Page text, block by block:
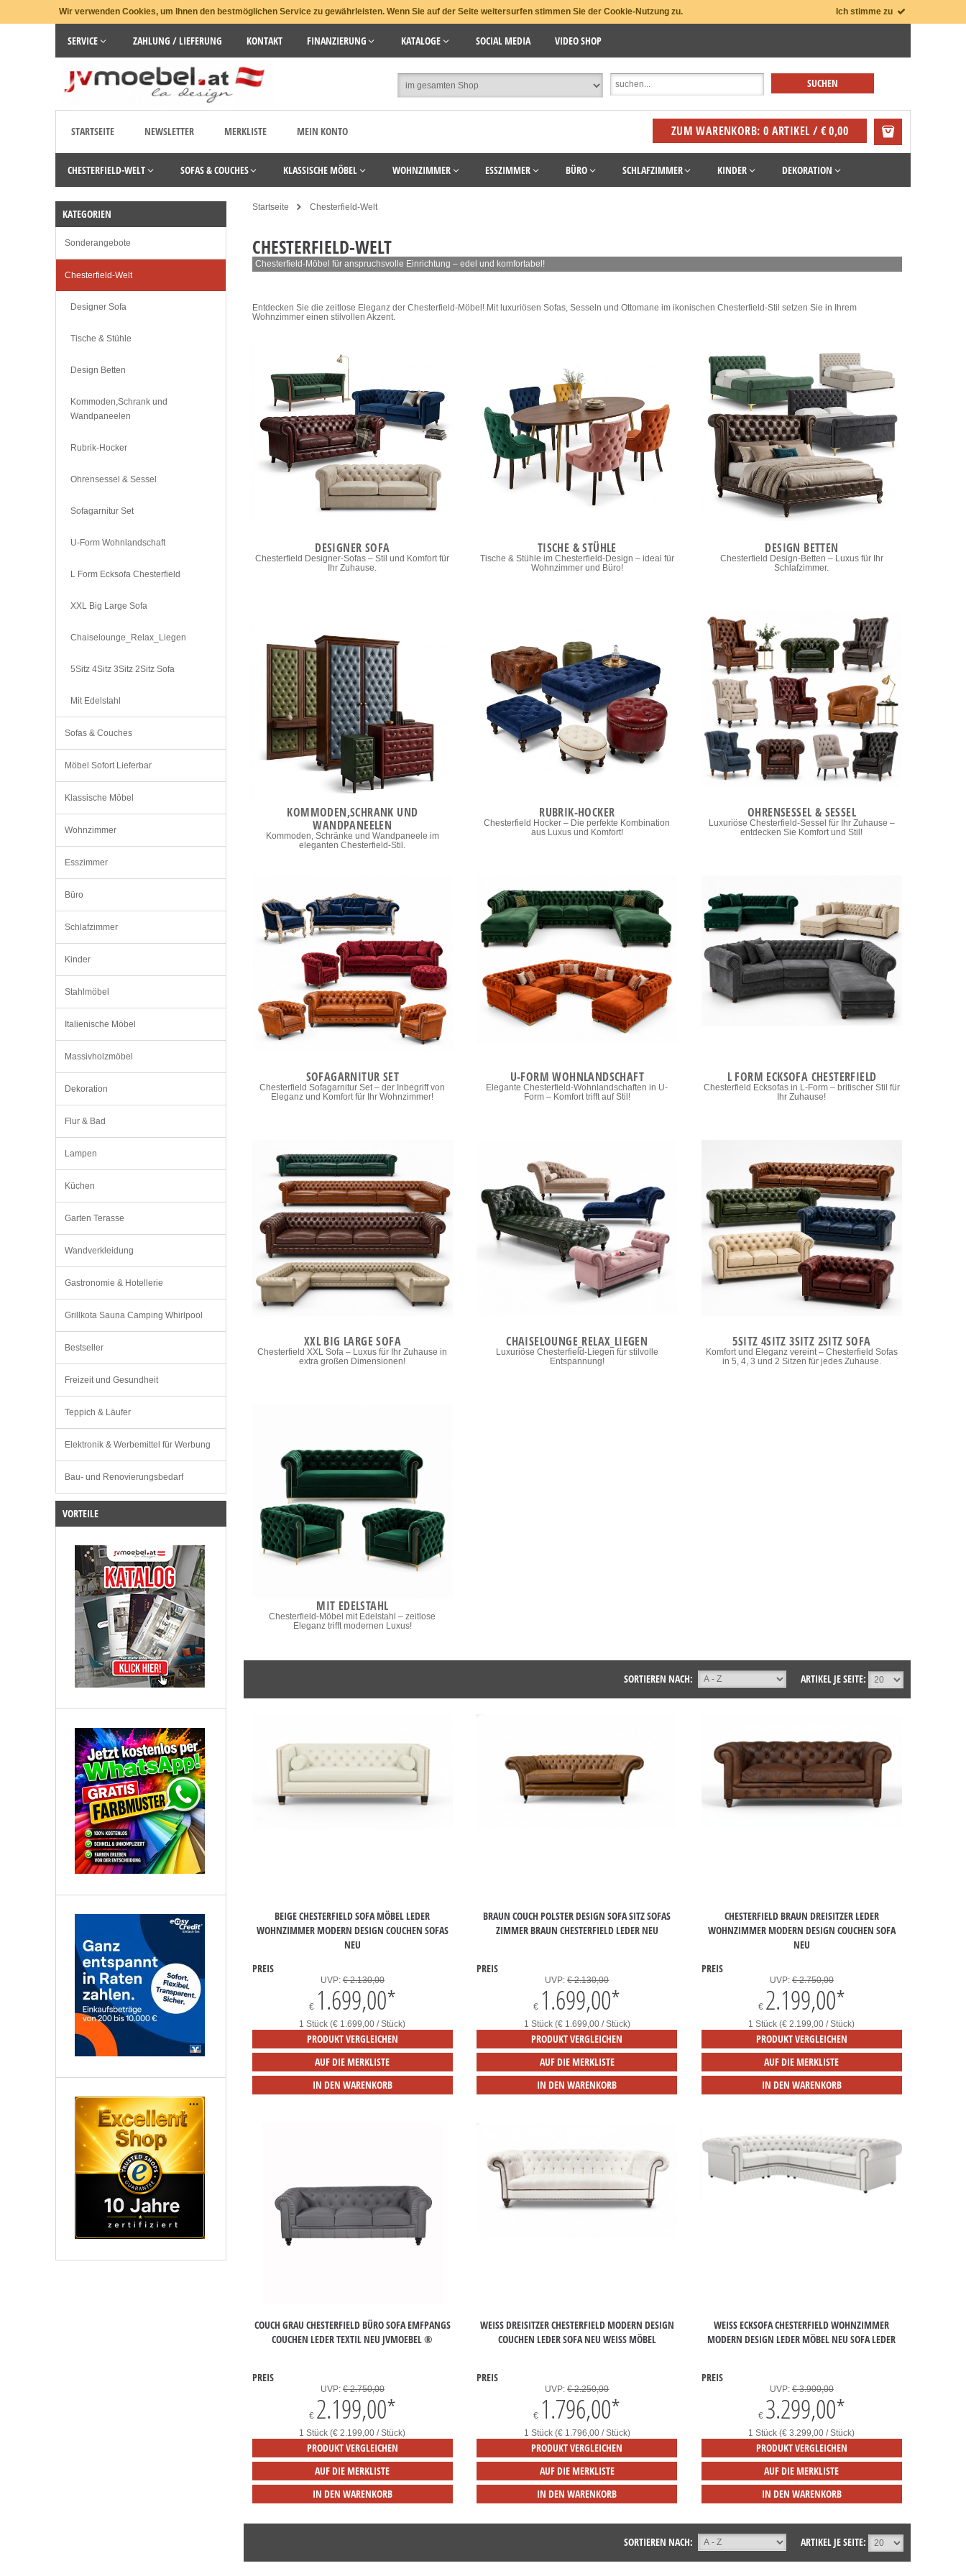
Wir verwenden Cookies, um Ihnen den bestmöglichen Service zu gewährleisten. Wenn Sie auf der Seite weitersurfen stimmen Sie der Cookie-Nutzung zu. Ich stimme zu
SERVICE ZAHLUNG / LIEFERUNG KONTAKT FINANZIERUNG KATALOGE SOCIAL MEDIA VIDEO SHOP
STARTSEITE NEWSLETTER MERKLISTE MEIN KONTO ZUM WARENKORB: 0 ARTIKEL / € 0,00
CHESTERFIELD-WELT SOFAS & COUCHES KLASSISCHE MÖBEL WOHNZIMMER ESSZIMMER BÜRO SCHLAFZIMMER KINDER DEKORATION
Startseite Chesterfield-Welt
CHESTERFIELD-WELT
Chesterfield-Möbel für anspruchsvolle Einrichtung – edel und komfortabel!
Entdecken Sie die zeitlose Eleganz der Chesterfield-Möbel! Mit luxuriösen Sofas, Sesseln und Ottomane im ikonischen Chesterfield-Stil setzen Sie in Ihrem
Wohnzimmer einen stilvollen Akzent.
DESIGNER SOFA
Chesterfield Designer-Sofas – Stil und Komfort für
Ihr Zuhause.
TISCHE & STÜHLE
Tische & Stühle im Chesterfield-Design – ideal für
Wohnzimmer und Büro!
DESIGN BETTEN
Chesterfield Design-Betten – Luxus für Ihr
Schlafzimmer.
KOMMODEN,SCHRANK UND
WANDPANEELEN
Kommoden, Schränke und Wandpaneele im
eleganten Chesterfield-Stil.
RUBRIK-HOCKER
Chesterfield Hocker – Die perfekte Kombination
aus Luxus und Komfort!
OHRENSESSEL & SESSEL
Luxuriöse Chesterfield-Sessel für Ihr Zuhause –
entdecken Sie Komfort und Stil!
SOFAGARNITUR SET
Chesterfield Sofagarnitur Set – der Inbegriff von
Eleganz und Komfort für Ihr Wohnzimmer!
U-FORM WOHNLANDSCHAFT
Elegante Chesterfield-Wohnlandschaften in U-
Form – Komfort trifft auf Stil!
L FORM ECKSOFA CHESTERFIELD
Chesterfield Ecksofas in L-Form – britischer Stil für
Ihr Zuhause!
XXL BIG LARGE SOFA
Chesterfield XXL Sofa – Luxus für Ihr Zuhause in
extra großen Dimensionen!
CHAISELOUNGE_RELAX_LIEGEN
Luxuriöse Chesterfield-Liegen für stilvolle
Entspannung!
5SITZ 4SITZ 3SITZ 2SITZ SOFA
Komfort und Eleganz vereint – Chesterfield Sofas
in 5, 4, 3 und 2 Sitzen für jedes Zuhause.
MIT EDELSTAHL
Chesterfield-Möbel mit Edelstahl – zeitlose
Eleganz trifft modernen Luxus!
ARTIKEL JE SEITE:
SORTIEREN NACH:
BEIGE CHESTERFIELD SOFA MÖBEL LEDER
WOHNZIMMER MODERN DESIGN COUCHEN SOFAS
NEU
PREIS
UVP: € 2.130,00
€ 1.699,00*
1 Stück (€ 1.699,00 / Stück)
PRODUKT VERGLEICHEN
AUF DIE MERKLISTE
IN DEN WARENKORB
BRAUN COUCH POLSTER DESIGN SOFA SITZ SOFAS
ZIMMER BRAUN CHESTERFIELD LEDER NEU
PREIS
UVP:€ 2.130,00
€ 1.699,00*
1 Stück (€ 1.699,00 / Stück)
PRODUKT VERGLEICHEN
AUF DIE MERKLISTE
IN DEN WARENKORB
CHESTERFIELD BRAUN DREISITZER LEDER
WOHNZIMMER MODERN DESIGN COUCHEN SOFA
NEU
PREIS
UVP: € 2.750,00
€ 2.199,00*
1 Stück (€ 2.199,00 / Stück)
PRODUKT VERGLEICHEN
AUF DIE MERKLISTE
IN DEN WARENKORB
COUCH GRAU CHESTERFIELD BÜRO SOFA EMFPANGS
COUCHEN LEDER TEXTIL NEU JVMOEBEL ®
PREIS
UVP: € 2.750,00
€ 2.199,00*
1 Stück (€ 2.199,00 / Stück)
PRODUKT VERGLEICHEN
AUF DIE MERKLISTE
IN DEN WARENKORB
WEISS DREISITZER CHESTERFIELD MODERN DESIGN C
OUCHEN LEDER SOFA NEU WEISS MÖBEL
PREIS
UVP:€ 2.250,00
€ 1.796,00*
1 Stück (€ 1.796,00 / Stück)
PRODUKT VERGLEICHEN
AUF DIE MERKLISTE
IN DEN WARENKORB
WEISS ECKSOFA CHESTERFIELD WOHNZIMMER M
ODERN DESIGN LEDER MÖBEL NEU SOFA LEDER
PREIS
UVP: € 3.900,00
€ 3.299,00*
1 Stück (€ 3.299,00 / Stück)
PRODUKT VERGLEICHEN
AUF DIE MERKLISTE
IN DEN WARENKORB
ARTIKEL JE SEITE:
SORTIEREN NACH:
KATEGORIEN
Sonderangebote
Chesterfield-Welt
Designer Sofa
Tische & Stühle
Design Betten
Kommoden,Schrank und
Wandpaneelen
Rubrik-Hocker
Ohrensessel & Sessel
Sofagarnitur Set
U-Form Wohnlandschaft
L Form Ecksofa Chesterfield
XXL Big Large Sofa
Chaiselounge_Relax_Liegen
5Sitz 4Sitz 3Sitz 2Sitz Sofa
Mit Edelstahl
Sofas & Couches
Möbel Sofort Lieferbar
Klassische Möbel
Wohnzimmer
Esszimmer
Büro
Schlafzimmer
Kinder
Stahlmöbel
Italienische Möbel
Massivholzmöbel
Dekoration
Flur & Bad
Lampen
Küchen
Garten Terasse
Wandverkleidung
Gastronomie & Hotellerie
Grillkota Sauna Camping Whirlpool
Bestseller
Freizeit und Gesundheit
Teppich & Läufer
Elektronik & Werbemittel für Werbung
Bau- und Renovierungsbedarf
VORTEILE